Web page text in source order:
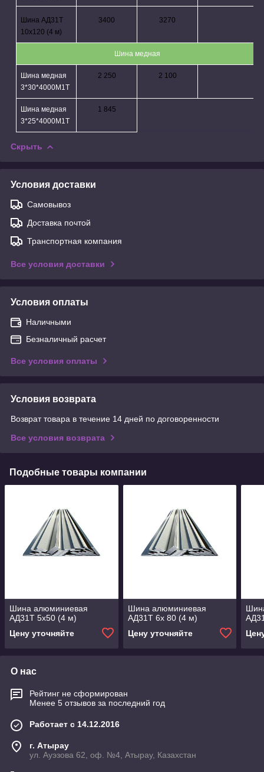
Шина АД31Т
10х120 (4 м)
3400 3270
Шина медная
Шина медная
3*30*4000М1Т
2 250 2 100
Шина медная
3*25*4000М1Т
1 845
Скрыть
Условия доставки
Самовывоз
Доставка почтой
Транспортная компания
Все условия доставки
Условия оплаты
Наличными
Безналичный расчет
Все условия оплаты
Условия возврата
Возврат товара в течение 14 дней по договоренности
Все условия возврата
Подобные товары компании
Шина алюминиевая
АД31Т 5х50 (4 м)
Цену уточняйте
Шина алюминиевая
АД31Т 6х 80 (4 м)
Цену уточняйте
О нас
Рейтинг не сформирован
Менее 5 отзывов за последний год
Работает с 14.12.2016
г. Атырау
ул. Ауэзова 62, оф. №4, Атырау, Казахстан